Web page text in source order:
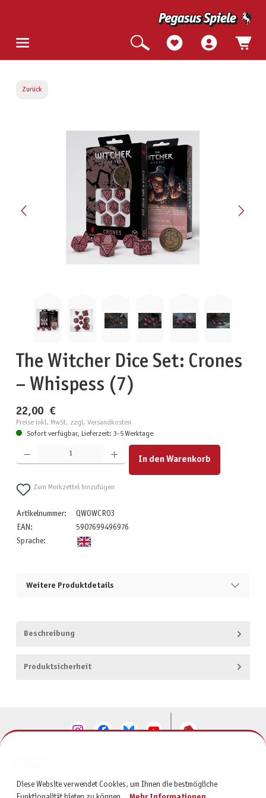
Zurück
Bildergalerie überspringen
The Witcher Dice Set: Crones
– Whispess (7)
22,00 €
Preise inkl. MwSt. zzgl. Versandkosten
Sofort verfügbar, Lieferzeit: 3-5 Werktage
Produkt Anzahl: Gib den gewünschten Wert ein oder benutze die Schaltflächen um die Anzahl zu
In den Warenkorb
Zum Merkzettel hinzufügen
Artikelnummer:
QWOWCR03
EAN:
5907699496976
Sprache:
Weitere Produktdetails
Beschreibung
Produktsicherheit
SERVICE
Diese Website verwendet Cookies, um Ihnen die bestmögliche